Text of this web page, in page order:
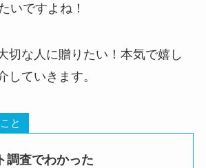
いですよね！
切な人に贈りたい！本気で嬉し
していきます。
と
調査でわかった